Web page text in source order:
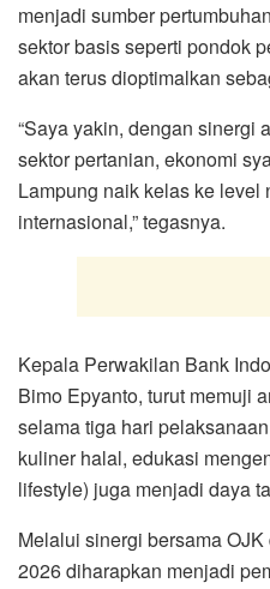
menjadi sumber
sektor basis seperti pondok
akan terus dioptimalkan
“Saya yakin, dengan sinergi
sektor pertanian, ekonomi
Lampung naik kelas ke level
internasional,” tegasnya.
Kepala Perwakilan Bank
Bimo Epyanto, turut memuji
selama tiga hari
kuliner halal, edukasi
lifestyle) juga menjadi daya
Melalui sinergi bersama
2026 diharapkan menjadi